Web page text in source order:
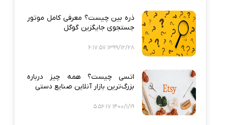
ذره‌ بین چیست؟ معرفی کامل موتور
جستجوی جایگزین گوگل
1399/12/28 6:17:57
اتسی چیست؟ همه‌ چیز درباره
بزرگ‌ترین بازار آنلاین صنایع دستی
1400/1/19 5:56:17